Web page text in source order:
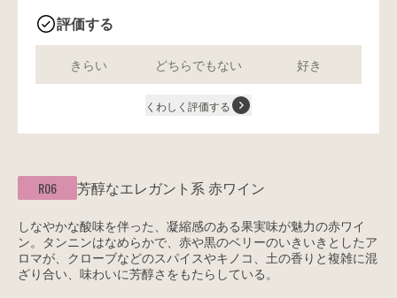
評価する
きらい どちらでもない 好き
くわしく評価する
R06 芳醇なエレガント系 赤ワイン
しなやかな酸味を伴った、凝縮感のある果実味が魅力の赤ワイ
ン。タンニンはなめらかで、赤や黒のベリーのいきいきとしたア
ロマが、クローブなどのスパイスやキノコ、土の香りと複雑に混
ざり合い、味わいに芳醇さをもたらしている。